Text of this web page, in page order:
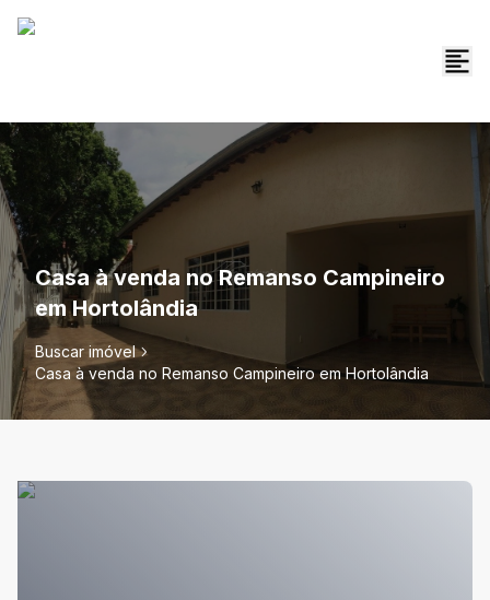
Casa à venda no Remanso Campineiro
em Hortolândia
Buscar imóvel
Casa à venda no Remanso Campineiro em Hortolândia